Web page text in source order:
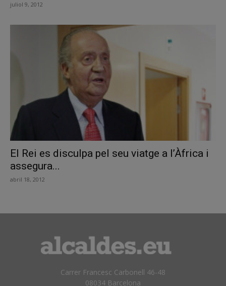
juliol 9, 2012
El Rei es disculpa pel seu viatge a l’Àfrica i
assegura...
abril 18, 2012
Carrer Francesc Carbonell 46-48
08034 Barcelona